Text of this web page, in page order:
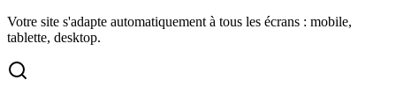
Votre site s'adapte automatiquement à tous les écrans : mobile,
tablette, desktop.